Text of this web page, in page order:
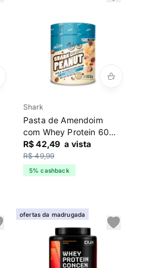
Shark
Pasta de Amendoim
com Whey Protein 600g
Shark Pro Cookies
R$ 42,49 a vista
R$ 49,99
5% cashback
ofertas da madrugada